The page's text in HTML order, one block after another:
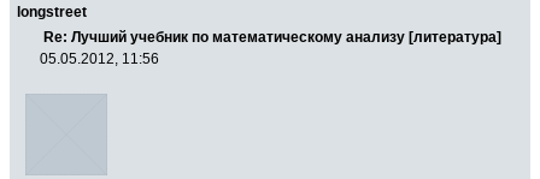
longstreet
Re: Лучший учебник по математическому анализу [литература]
05.05.2012, 11:56